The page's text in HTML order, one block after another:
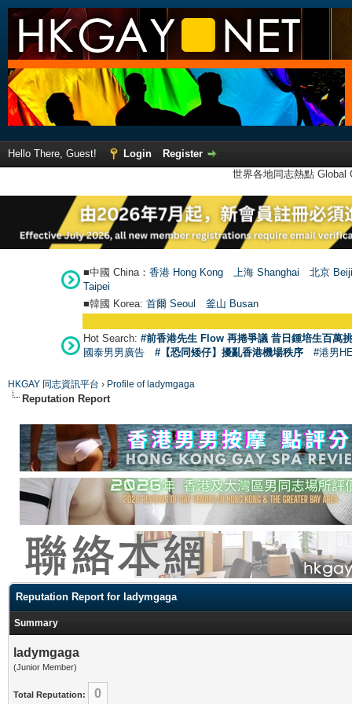
Hello There, Guest! Login
Register
世界各地同志熱點
■中國 China： 香港 Hong Kong 上海 Shanghai
北京
Taipei
■韓國 Korea: 首爾 Seoul 釜山 Busan
Hot Search: #前香港先生 Flow 再捲爭議 昔日鍾培生百萬
國泰男男廣告
#【恐同矮仔】擾亂香港機場秩序 #港男
HKGAY 同志資訊平台 › Profile of ladymgaga
Reputation Report
Reputation Report for ladymgaga
Summary
ladymgaga
(Junior Member)
Total Reputation: 0